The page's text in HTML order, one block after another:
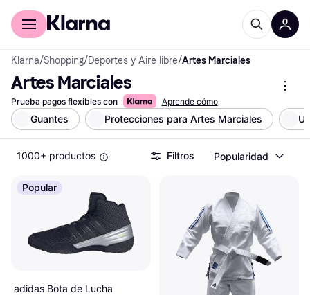
Comprar con Klarna
Klarna/Shopping/Deportes y Aire libre/Artes Marciales
Artes Marciales
Prueba pagos flexibles con Aprende cómo
Guantes Protecciones para Artes Marciales
1000+ productos Filtros Popularidad
Popular
adidas Bota de Lucha